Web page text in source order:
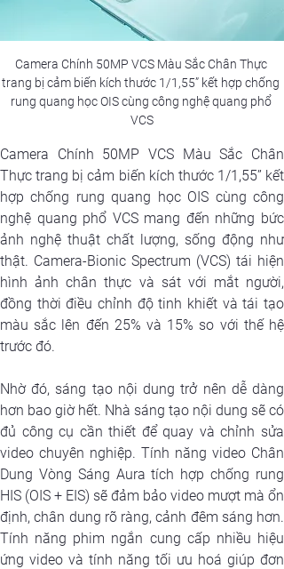
Camera Chính 50MP VCS Màu Sắc Chân Thực
trang bị cảm biến kích thước 1/1,55” kết hợp chống
rung quang học OIS cùng công nghệ quang phổ
VCS
Camera Chính 50MP VCS Màu Sắc Chân
Thực trang bị cảm biến kích thước 1/1,55” kết
hợp chống rung quang học OIS cùng công
nghệ quang phổ VCS mang đến những bức
ảnh nghệ thuật chất lượng, sống động như
thật. Camera-Bionic Spectrum (VCS) tái hiện
hình ảnh chân thực và sát với mắt người,
đồng thời điều chỉnh độ tinh khiết và tái tạo
màu sắc lên đến 25% và 15% so với thế hệ
trước đó.
Nhờ đó, sáng tạo nội dung trở nên dễ dàng
hơn bao giờ hết. Nhà sáng tạo nội dung sẽ có
đủ công cụ cần thiết để quay và chỉnh sửa
video chuyên nghiệp. Tính năng video Chân
Dung Vòng Sáng Aura tích hợp chống rung
HIS (OIS + EIS) sẽ đảm bảo video mượt mà ổn
định, chân dung rõ ràng, cảnh đêm sáng hơn.
Tính năng phim ngắn cung cấp nhiều hiệu
ứng video và tính năng tối ưu hoá giúp đơn